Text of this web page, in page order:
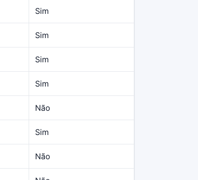
Sim
Sim
Sim
Sim
Não
Sim
Não